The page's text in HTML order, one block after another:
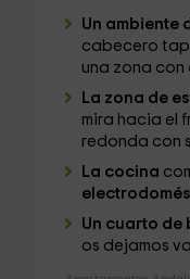
Un ambiente
cabecero
una zona con
La zona de
mira hacia el
redonda con
La cocina
Un cuarto de
os dejamos